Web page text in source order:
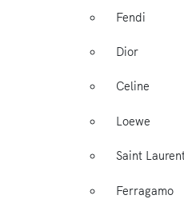
Fendi
Dior
Celine
Loewe
Saint
Ferragamo